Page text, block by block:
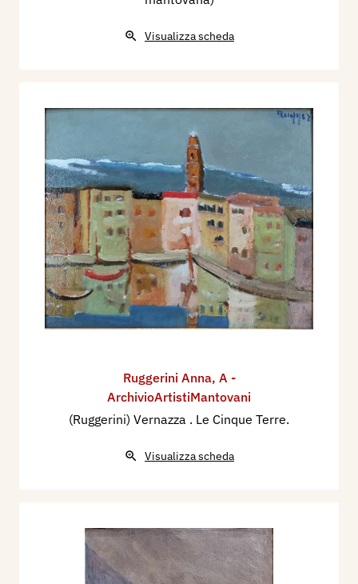
Visualizza scheda
Ruggerini Anna, A -
ArchivioArtistiMantovani
(Ruggerini) Vernazza . Le Cinque Terre.
Visualizza scheda